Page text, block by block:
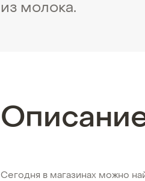
из молока.
Сегодня в магазинах можно